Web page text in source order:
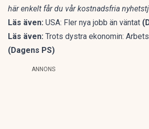
här enkelt får du vår kostnadsfria
Läs även: USA: Fler nya jobb än väntat
Läs även: Trots dystra ekonomin:
(Dagens PS)
ANNONS